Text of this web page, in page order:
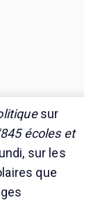
sur
écoles et
sur les
que